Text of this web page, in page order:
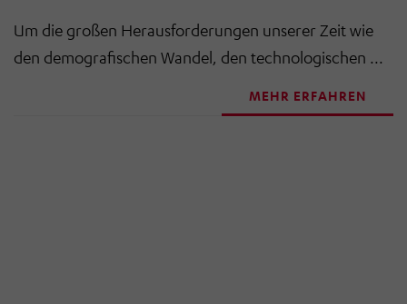
Um die großen Herausforderungen unserer Zeit wie
den demografischen Wandel, den technologischen ...
MEHR ERFAHREN